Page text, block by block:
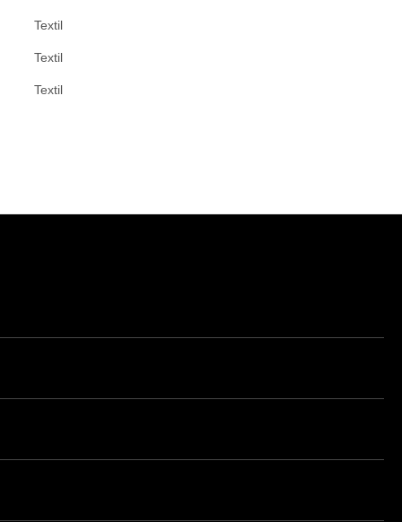
Textil
Textil
Textil